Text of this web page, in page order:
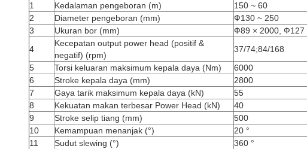
1
Kedalaman pengeboran (m)
150 ~ 60
2
Diameter pengeboran (mm)
Ф130 ~ 250
3
Ukuran bor (mm)
Ф89 × 2000, Ф127
4
Kecepatan output power head (positif &
negatif) (rpm)
37/74;84/168
5
Torsi keluaran maksimum kepala daya (Nm)
6000
6
Stroke kepala daya (mm)
2800
7
Gaya tarik maksimum kepala daya (kN)
55
8
Kekuatan makan terbesar Power Head (kN)
40
9
Stroke selip tiang (mm)
500
10
Kemampuan menanjak (°)
20 °
11
Sudut slewing (°)
360 °